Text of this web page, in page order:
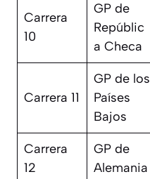
Carrera
10
GP de
Repúblic
a Checa
Carrera 11
GP de los
Países
Bajos
Carrera
12
GP de
Alemania